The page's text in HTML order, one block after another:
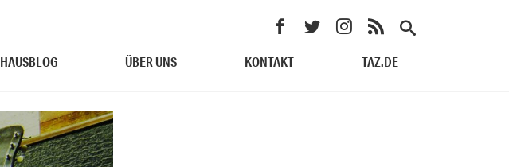
HAUSBLOG ÜBER UNS KONTAKT TAZ.DE